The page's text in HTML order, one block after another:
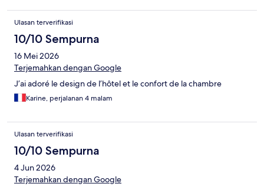
Ulasan terverifikasi
10/10 Sempurna
16 Mei 2026
Terjemahkan dengan Google
J’ai adoré le design de l’hôtel et le confort de la chambre
Karine, perjalanan 4 malam
Ulasan terverifikasi
10/10 Sempurna
4 Jun 2026
Terjemahkan dengan Google